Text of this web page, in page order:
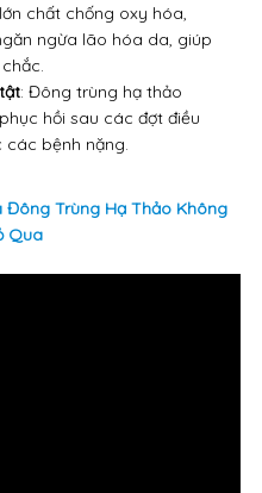
chất chống oxy hóa,
ngừa lão hóa da, giúp
: Đông trùng hạ thảo
hồi sau các đợt điều
các bệnh nặng.
Đông Trùng Hạ Thảo Không
Qua